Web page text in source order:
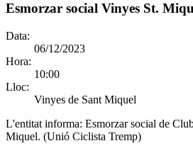
Esmorzar social Vinyes St.
Data:
06/12/2023
Hora:
10:00
Lloc:
Vinyes de Sant Miquel
L'entitat informa: Esmorzar social de
Miquel. (Unió Ciclista Tremp)